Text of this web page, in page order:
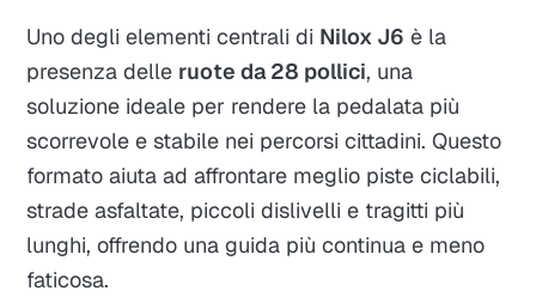
Uno degli elementi centrali di Nilox J6 è la
presenza delle ruote da 28 pollici, una
soluzione ideale per rendere la pedalata più
scorrevole e stabile nei percorsi cittadini. Questo
formato aiuta ad affrontare meglio piste ciclabili,
strade asfaltate, piccoli dislivelli e tragitti più
lunghi, offrendo una guida più continua e meno
faticosa.